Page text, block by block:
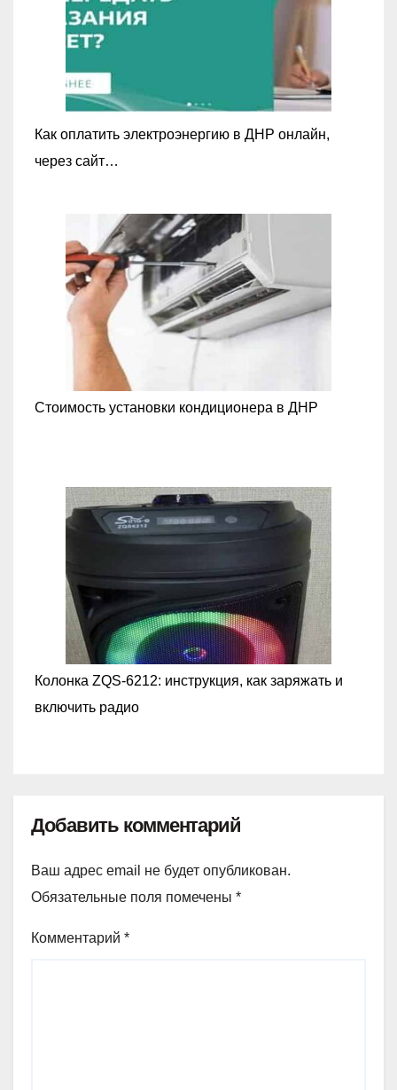
Как оплатить электроэнергию в ДНР онлайн,
через сайт…
Стоимость установки кондиционера в ДНР
Колонка ZQS-6212: инструкция, как заряжать и
включить радио
Добавить комментарий
Ваш адрес email не будет опубликован.
Обязательные поля помечены *
Комментарий *